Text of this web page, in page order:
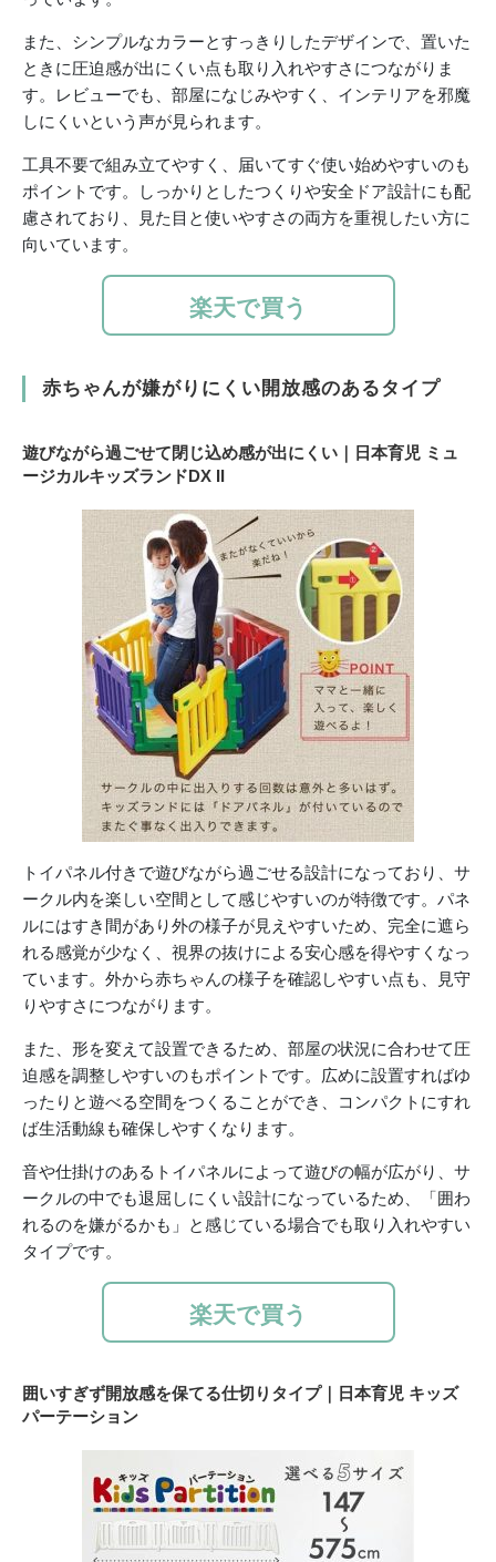
また、シンプルなカラーとすっきりしたデザインで、置いた
ときに圧迫感が出にくい点も取り入れやすさにつながりま
す。レビューでも、部屋になじみやすく、インテリアを邪魔
しにくいという声が見られます。
工具不要で組み立てやすく、届いてすぐ使い始めやすいのも
ポイントです。しっかりとしたつくりや安全ドア設計にも配
慮されており、見た目と使いやすさの両方を重視したい方に
向いています。
楽天で買う
赤ちゃんが嫌がりにくい開放感のあるタイプ
遊びながら過ごせて閉じ込め感が出にくい｜日本育児 ミュ
ージカルキッズランドDX II
トイパネル付きで遊びながら過ごせる設計になっており、サ
ークル内を楽しい空間として感じやすいのが特徴です。パネ
ルにはすき間があり外の様子が見えやすいため、完全に遮ら
れる感覚が少なく、視界の抜けによる安心感を得やすくなっ
ています。外から赤ちゃんの様子を確認しやすい点も、見守
りやすさにつながります。
また、形を変えて設置できるため、部屋の状況に合わせて圧
迫感を調整しやすいのもポイントです。広めに設置すればゆ
ったりと遊べる空間をつくることができ、コンパクトにすれ
ば生活動線も確保しやすくなります。
音や仕掛けのあるトイパネルによって遊びの幅が広がり、サ
ークルの中でも退屈しにくい設計になっているため、「囲わ
れるのを嫌がるかも」と感じている場合でも取り入れやすい
タイプです。
楽天で買う
囲いすぎず開放感を保てる仕切りタイプ｜日本育児 キッズ
パーテーション